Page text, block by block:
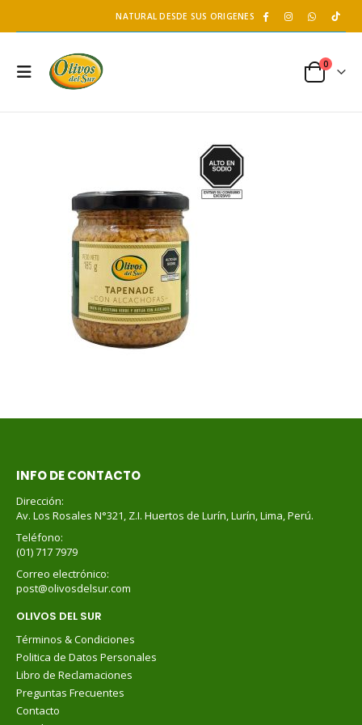
NATURAL DESDE SUS ORIGENES
0
INFO DE CONTACTO
Dirección:
Av. Los Rosales N°321, Z.I. Huertos de Lurín, Lurín, Lima, Perú.
Teléfono:
(01) 717 7979
Correo electrónico:
post@olivosdelsur.com
OLIVOS DEL SUR
Términos & Condiciones
Politica de Datos Personales
Libro de Reclamaciones
Preguntas Frecuentes
Contacto